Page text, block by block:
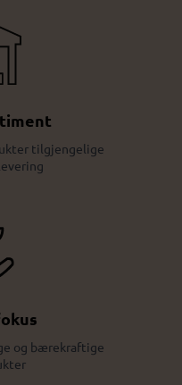
tilgjengelige
og bærekraftige